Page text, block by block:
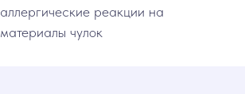
аллергические реакции на
материалы чулок